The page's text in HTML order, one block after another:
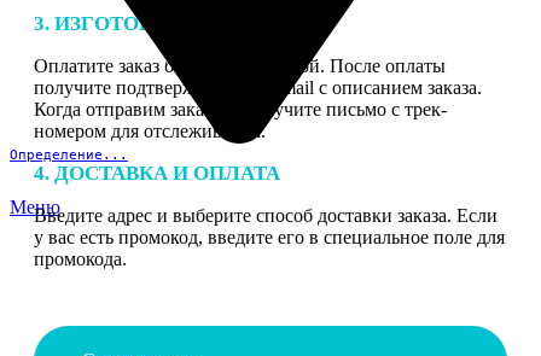
Определение...
Меню
3. ИЗГОТОВЛЕНИЕ
Оплатите заказ банковской картой. После оплаты
получите подтверждение на email с описанием заказа.
Когда отправим заказ вы получите письмо с трек-
номером для отслеживания.
4. ДОСТАВКА И ОПЛАТА
Введите адрес и выберите способ доставки заказа. Если
у вас есть промокод, введите его в специальное поле для
промокода.